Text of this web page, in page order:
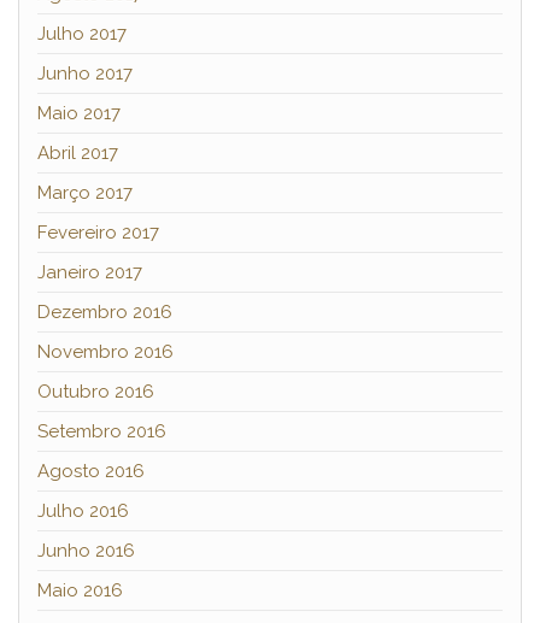
Julho 2017
Junho 2017
Maio 2017
Abril 2017
Março 2017
Fevereiro 2017
Janeiro 2017
Dezembro 2016
Novembro 2016
Outubro 2016
Setembro 2016
Agosto 2016
Julho 2016
Junho 2016
Maio 2016